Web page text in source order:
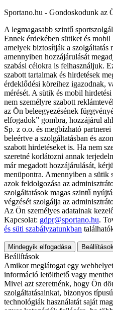
Sportano.hu - Gondoskodunk az
A legmagasabb szintű
Ennek érdekében sütiket és
amelyek biztosítják a szolgáltatás
amennyiben hozzájárulását
szabási célokra is felhasználjuk.
szabott tartalmak és hirdetések
érdeklődési köreihez igazodnak,
mérését. A sütik és mobil
nem személyre szabott
az Ön beleegyezésének
elfogadok” gombra, hozzájárul
Sp. z o.o. és megbízható
beleértve a szolgáltatásban és
szabott hirdetéseket is. Ha nem
szeretné korlátozni annak
már megadott hozzájárulását,
menüpontra. Amennyiben a sütik
azok feldolgozása az
szolgáltatások magas szintű
végzését szolgálja az
Az Ön személyes adatainak
Kapcsolat: gdpr@sportano.hu.
és süti szabályzatunkban
Mindegyik elfogadása
Beállítások
Amikor meglátogat egy
információ letölthető vagy
Mivel azt szeretnénk, hogy Ön
szolgáltatásainkat, bizonyos
technológiák használatát saját